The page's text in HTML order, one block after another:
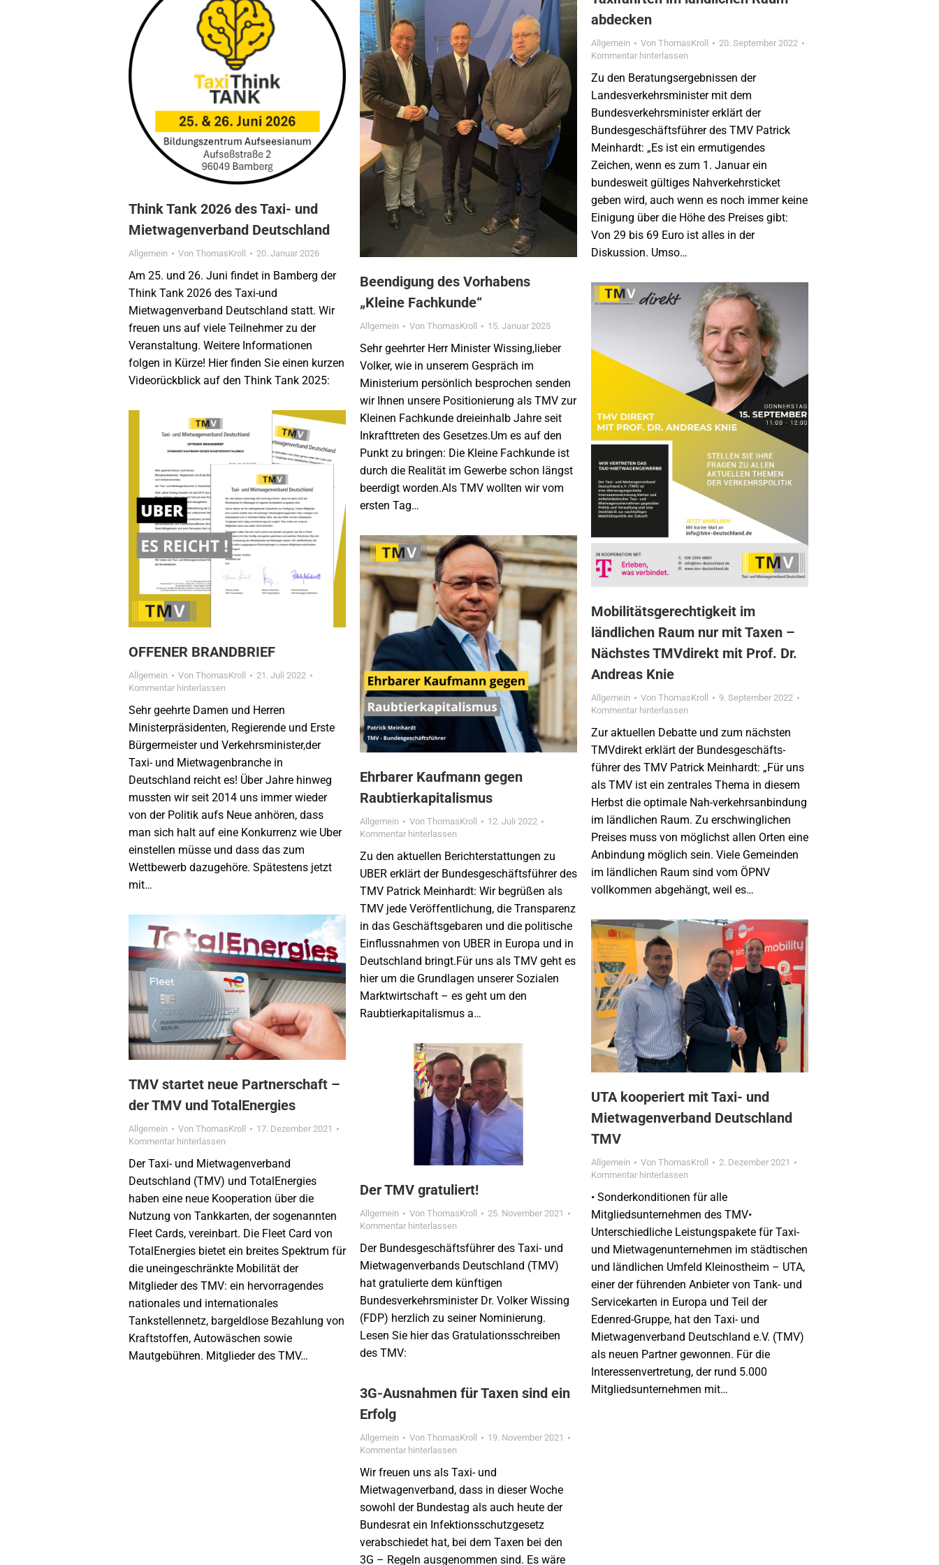
Think Tank 2026 des Taxi- und
Mietwagenverband Deutschland
Allgemein VonThomasKroll 20. Januar 2026
Am 25. und 26. Juni findet in Bamberg der
Think Tank 2026 des Taxi-und
Mietwagenverband Deutschland statt. Wir
freuen uns auf viele Teilnehmer zu der
Veranstaltung. Weitere Informationen
folgen in Kürze! Hier finden Sie einen kurzen
Videorückblick auf den Think Tank 2025:
Beendigung des Vorhabens
„Kleine Fachkunde“
Allgemein VonThomasKroll 15. Januar 2025
Sehr geehrter Herr Minister Wissing,lieber
Volker, wie in unserem Gespräch im
Ministerium persönlich besprochen senden
wir Ihnen unsere Positionierung als TMV zur
Kleinen Fachkunde dreieinhalb Jahre seit
Inkrafttreten des Gesetzes.Um es auf den
Punkt zu bringen: Die Kleine Fachkunde ist
durch die Realität im Gewerbe schon längst
beerdigt worden.Als TMV wollten wir vom
ersten Tag…
abdecken
Allgemein VonThomasKroll
20. September 2022
Kommentar hinterlassen
Zu den Beratungsergebnissen der
Landesverkehrsminister mit dem
Bundesverkehrsminister erklärt der
Bundesgeschäftsführer des TMV Patrick
Meinhardt: „Es ist ein ermutigendes
Zeichen, wenn es zum 1. Januar ein
bundesweit gültiges Nahverkehrsticket
geben wird, auch wenn es noch immer keine
Einigung über die Höhe des Preises gibt:
Von 29 bis 69 Euro ist alles in der
Diskussion. Umso…
Mobilitätsgerechtigkeit im
ländlichen Raum nur mit Taxen –
Nächstes TMVdirekt mit Prof. Dr.
Andreas Knie
Allgemein VonThomasKroll
9. September 2022
Kommentar hinterlassen
Zur aktuellen Debatte und zum nächsten
TMVdirekt erklärt der Bundesgeschäfts-
führer des TMV Patrick Meinhardt: „Für uns
als TMV ist ein zentrales Thema in diesem
Herbst die optimale Nah-verkehrsanbindung
im ländlichen Raum. Zu erschwinglichen
Preises muss von möglichst allen Orten eine
Anbindung möglich sein. Viele Gemeinden
im ländlichen Raum sind vom ÖPNV
vollkommen abgehängt, weil es…
OFFENER BRANDBRIEF
Allgemein VonThomasKroll
21. Juli 2022
Kommentar hinterlassen
Sehr geehrte Damen und Herren
Ministerpräsidenten, Regierende und Erste
Bürgermeister und Verkehrsminister,der
Taxi- und Mietwagenbranche in
Deutschland reicht es! Über Jahre hinweg
mussten wir seit 2014 uns immer wieder
von der Politik aufs Neue anhören, dass
man sich halt auf eine Konkurrenz wie Uber
einstellen müsse und dass das zum
Wettbewerb dazugehöre. Spätestens jetzt
mit…
Ehrbarer Kaufmann gegen
Raubtierkapitalismus
Allgemein VonThomasKroll
12. Juli 2022
Kommentar hinterlassen
Zu den aktuellen Berichterstattungen zu
UBER erklärt der Bundesgeschäftsführer des
TMV Patrick Meinhardt: Wir begrüßen als
TMV jede Veröffentlichung, die Transparenz
in das Geschäftsgebaren und die politische
Einflussnahmen von UBER in Europa und in
Deutschland bringt.Für uns als TMV geht es
hier um die Grundlagen unserer Sozialen
Marktwirtschaft – es geht um den
Raubtierkapitalismus a…
TMV startet neue Partnerschaft –
der TMV und TotalEnergies
Allgemein VonThomasKroll
17. Dezember 2021
Kommentar hinterlassen
Der Taxi- und Mietwagenverband
Deutschland (TMV) und TotalEnergies
haben eine neue Kooperation über die
Nutzung von Tankkarten, der sogenannten
Fleet Cards, vereinbart. Die Fleet Card von
TotalEnergies bietet ein breites Spektrum für
die uneingeschränkte Mobilität der
Mitglieder des TMV: ein hervorragendes
nationales und internationales
Tankstellennetz, bargeldlose Bezahlung von
Kraftstoffen, Autowäschen sowie
Mautgebühren. Mitglieder des TMV…
UTA kooperiert mit Taxi- und
Mietwagenverband Deutschland
TMV
Allgemein VonThomasKroll
2. Dezember 2021
Kommentar hinterlassen
• Sonderkonditionen für alle
Mitgliedsunternehmen des TMV•
Unterschiedliche Leistungspakete für Taxi-
und Mietwagenunternehmen im städtischen
und ländlichen Umfeld Kleinostheim – UTA,
einer der führenden Anbieter von Tank- und
Servicekarten in Europa und Teil der
Edenred-Gruppe, hat den Taxi- und
Mietwagenverband Deutschland e.V. (TMV)
als neuen Partner gewonnen. Für die
Interessenvertretung, der rund 5.000
Mitgliedsunternehmen mit…
Der TMV gratuliert!
Allgemein VonThomasKroll
25. November 2021
Kommentar hinterlassen
Der Bundesgeschäftsführer des Taxi- und
Mietwagenverbands Deutschland (TMV)
hat gratulierte dem künftigen
Bundesverkehrsminister Dr. Volker Wissing
(FDP) herzlich zu seiner Nominierung.
Lesen Sie hier das Gratulationsschreiben
des TMV:
3G-Ausnahmen für Taxen sind ein
Erfolg
Allgemein VonThomasKroll
19. November 2021
Kommentar hinterlassen
Wir freuen uns als Taxi- und
Mietwagenverband, dass in dieser Woche
sowohl der Bundestag als auch heute der
Bundesrat ein Infektionsschutzgesetz
verabschiedet hat, bei dem Taxen bei den
3G – Regeln ausgenommen sind. Es wäre